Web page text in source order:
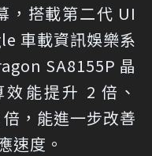
，搭載第二代 UI
車載資訊娛樂系
SA8155P 晶
能提升 2 倍、
，能進一步改善
速度。